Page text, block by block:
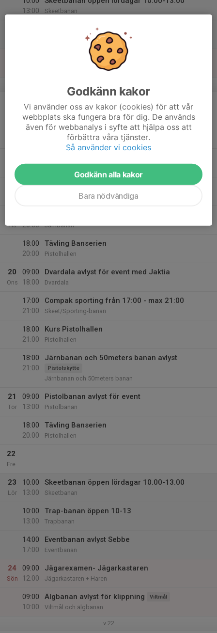
13:00
Skeetbanan
Trap-banan öppen 10-13
Jägarexamen
Älgbanan + Jägarkastaren
19:00
Trapbanan
17:30
Skeet-banan öppen från 17:30
Skeetbanan Dvardala
18:00
Kurs Pistolhallen
Tis
20:00
Järnbanan
18:00
20:00
Tävling Banserien
Pistolhallen
20
Ons
09:00
18:00
Dvardala avlyst för event med Jaktia
Dvardala
17:00
21:00
Compak sporting från 17:00 - max 21:00
Skeet/Sporting-banan
18:00
21:00
Kurs Pistolhallen
Pistolhallen
18:00
21:00
Järnbanan och 50meters banan avlyst
Pistolskytte
Järnbanan och 50meters banan
21
Tor
09:00
13:00
Pistolbanan avlyst för event
Pistolbanan
18:00
20:00
Tävling Banserien
Pistolhallen
22
Fre
23
Lör
10:00
13:00
Skeetbanan öppen lördagar 10.00-13.00
Skeetbanan
10:00
13:00
Trap-banan öppen 10-13
Trapbanan
14:00
17:00
Eventbanan avlyst Sebbe
Eventbanan
24
Sön
09:00
12:00
Jägarexamen- Jägarkastaren
Jägarkastaren + Haren
09:00
10:00
Älgbanan avlyst för klippning Viltmål
Viltmål och älgbanan
v.22
Godkänn kakor
Vi använder oss av kakor (cookies) för att vår
webbplats ska fungera bra för dig. De används
även för webbanalys i syfte att hjälpa oss att
förbättra våra tjänster.
Så använder vi cookies
Godkänn alla kakor
Bara nödvändiga